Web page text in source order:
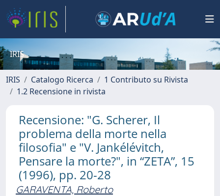
IRIS
IRIS Catalogo Ricerca
1 Contributo su Rivista
1.2 Recensione in rivista
Recensione: "G. Scherer, Il
problema della morte nella
filosofia" e "V. Jankélévitch,
Pensare la morte?", in “ZETA”, 15
(1996), pp. 20-28
GARAVENTA, Roberto